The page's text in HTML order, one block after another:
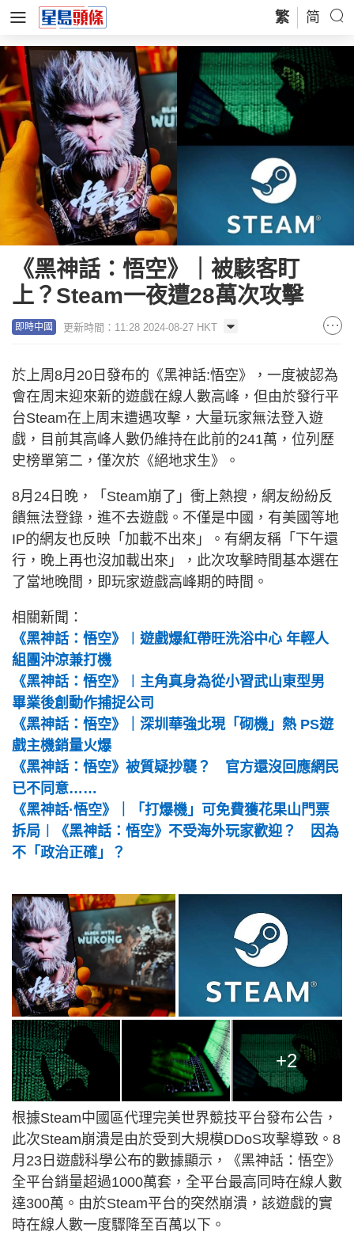
繁 简
《黑神話：悟空》｜被駭客盯
上？Steam一夜遭28萬次攻擊
即時中國 更新時間：11:28 2024-08-27 HKT
於上周8月20日發布的《黑神話:悟空》，一度被認為
會在周末迎來新的遊戲在線人數高峰，但由於發行平
台Steam在上周末遭遇攻擊，大量玩家無法登入遊
戲，目前其高峰人數仍維持在此前的241萬，位列歷
史榜單第二，僅次於《絕地求生》。
8月24日晚，「Steam崩了」衝上熱搜，網友紛紛反
饋無法登錄，進不去遊戲。不僅是中國，有美國等地
IP的網友也反映「加載不出來」。有網友稱「下午還
行，晚上再也沒加載出來」，此次攻擊時間基本選在
了當地晚間，即玩家遊戲高峰期的時間。
相關新聞：
《黑神話：悟空》︱遊戲爆紅帶旺洗浴中心 年輕人
組團沖涼兼打機
《黑神話：悟空》︱主角真身為從小習武山東型男
畢業後創動作捕捉公司
《黑神話：悟空》｜深圳華強北現「砌機」熱 PS遊
戲主機銷量火爆
《黑神話：悟空》被質疑抄襲？ 官方還沒回應網民
已不同意……
《黑神話·悟空》｜「打爆機」可免費獲花果山門票
拆局︱《黑神話：悟空》不受海外玩家歡迎？ 因為
不「政治正確」？
+2
根據Steam中國區代理完美世界競技平台發布公告，
此次Steam崩潰是由於受到大規模DDoS攻擊導致。8
月23日遊戲科學公布的數據顯示，《黑神話：悟空》
全平台銷量超過1000萬套，全平台最高同時在線人數
達300萬。由於Steam平台的突然崩潰，該遊戲的實
時在線人數一度驟降至百萬以下。